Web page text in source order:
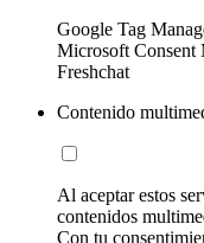
Google Tag
Microsoft Consent
Freshchat
Contenido
Al aceptar estos
contenidos
Con tu